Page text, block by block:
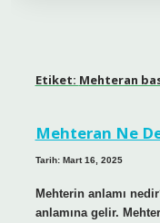
Etiket: Mehteran
Mehteran Ne
Tarih: Mart 16, 2025
Mehterin anlamı
anlamına gelir.